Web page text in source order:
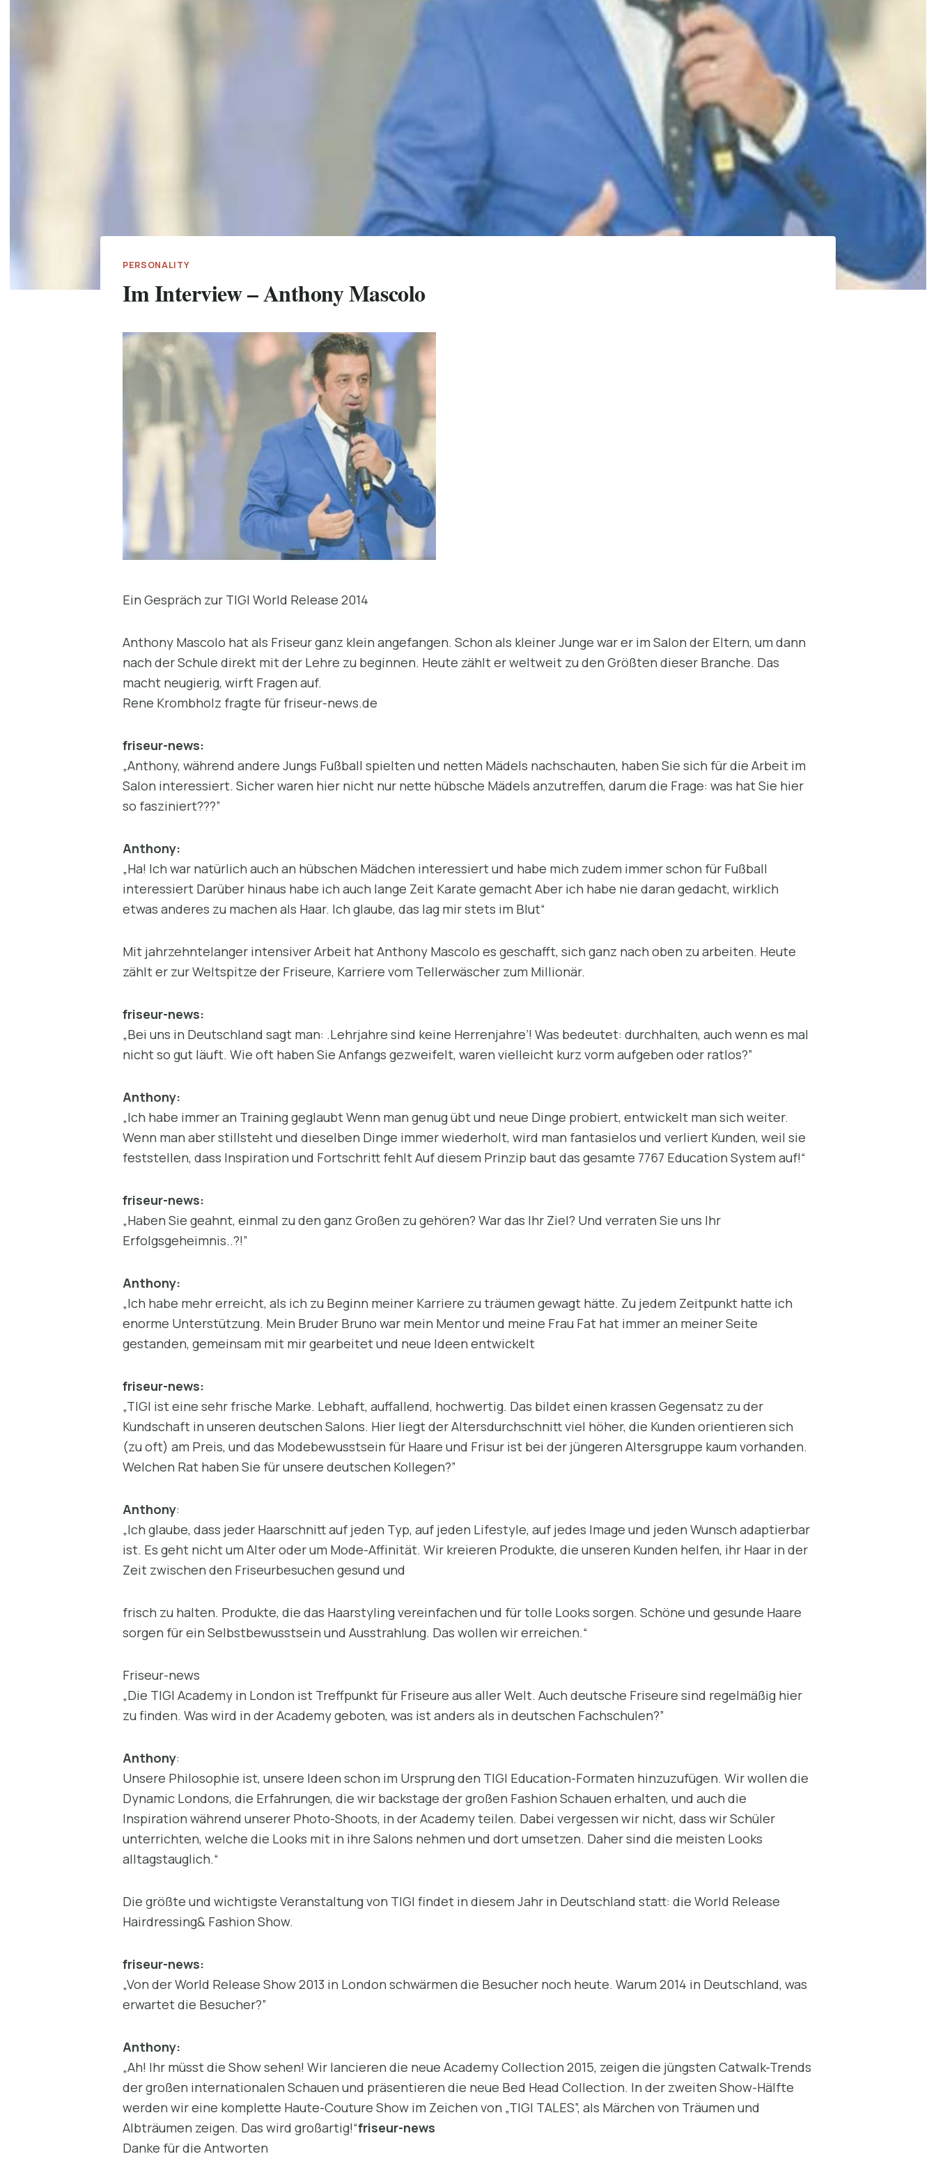
PERSONALITY
Im Interview – Anthony Mascolo
Ein Gespräch zur TIGI World Release 2014
Anthony Mascolo hat als Friseur ganz klein angefangen. Schon als kleiner Junge war er im Salon der Eltern, um dann
nach der Schule direkt mit der Lehre zu beginnen. Heute zählt er weltweit zu den Größten dieser Branche. Das
macht neugierig, wirft Fragen auf.
Rene Krombholz fragte für friseur-news.de
friseur-news:
„Anthony, während andere Jungs Fußball spielten und netten Mädels nachschauten, haben Sie sich für die Arbeit im
Salon interessiert. Sicher waren hier nicht nur nette hübsche Mädels anzutreffen, darum die Frage: was hat Sie hier
so fasziniert???”
Anthony:
„Ha! Ich war natürlich auch an hübschen Mädchen interessiert und habe mich zudem immer schon für Fußball
interessiert Darüber hinaus habe ich auch lange Zeit Karate gemacht Aber ich habe nie daran gedacht, wirklich
etwas anderes zu machen als Haar. Ich glaube, das lag mir stets im Blut“
Mit jahrzehntelanger intensiver Arbeit hat Anthony Mascolo es geschafft, sich ganz nach oben zu arbeiten. Heute
zählt er zur Weltspitze der Friseure, Karriere vom Tellerwäscher zum Millionär.
friseur-news:
„Bei uns in Deutschland sagt man: .Lehrjahre sind keine Herrenjahre’! Was bedeutet: durchhalten, auch wenn es mal
nicht so gut läuft. Wie oft haben Sie Anfangs gezweifelt, waren vielleicht kurz vorm aufgeben oder ratlos?”
Anthony:
„Ich habe immer an Training geglaubt Wenn man genug übt und neue Dinge probiert, entwickelt man sich weiter.
Wenn man aber stillsteht und dieselben Dinge immer wiederholt, wird man fantasielos und verliert Kunden, weil sie
feststellen, dass Inspiration und Fortschritt fehlt Auf diesem Prinzip baut das gesamte 7767 Education System auf!“
friseur-news:
„Haben Sie geahnt, einmal zu den ganz Großen zu gehören? War das Ihr Ziel? Und verraten Sie uns Ihr
Erfolgsgeheimnis..?!”
Anthony:
„Ich habe mehr erreicht, als ich zu Beginn meiner Karriere zu träumen gewagt hätte. Zu jedem Zeitpunkt hatte ich
enorme Unterstützung. Mein Bruder Bruno war mein Mentor und meine Frau Fat hat immer an meiner Seite
gestanden, gemeinsam mit mir gearbeitet und neue Ideen entwickelt
friseur-news:
„TIGI ist eine sehr frische Marke. Lebhaft, auffallend, hochwertig. Das bildet einen krassen Gegensatz zu der
Kundschaft in unseren deutschen Salons. Hier liegt der Altersdurchschnitt viel höher, die Kunden orientieren sich
(zu oft) am Preis, und das Modebewusstsein für Haare und Frisur ist bei der jüngeren Altersgruppe kaum vorhanden.
Welchen Rat haben Sie für unsere deutschen Kollegen?”
Anthony:
„Ich glaube, dass jeder Haarschnitt auf jeden Typ, auf jeden Lifestyle, auf jedes Image und jeden Wunsch adaptierbar
ist. Es geht nicht um Alter oder um Mode-Affinität. Wir kreieren Produkte, die unseren Kunden helfen, ihr Haar in der
Zeit zwischen den Friseurbesuchen gesund und
frisch zu halten. Produkte, die das Haarstyling vereinfachen und für tolle Looks sorgen. Schöne und gesunde Haare
sorgen für ein Selbstbewusstsein und Ausstrahlung. Das wollen wir erreichen.“
Friseur-news
„Die TIGI Academy in London ist Treffpunkt für Friseure aus aller Welt. Auch deutsche Friseure sind regelmäßig hier
zu finden. Was wird in der Academy geboten, was ist anders als in deutschen Fachschulen?”
Anthony:
Unsere Philosophie ist, unsere Ideen schon im Ursprung den TIGI Education-Formaten hinzuzufügen. Wir wollen die
Dynamic Londons, die Erfahrungen, die wir backstage der großen Fashion Schauen erhalten, und auch die
Inspiration während unserer Photo-Shoots, in der Academy teilen. Dabei vergessen wir nicht, dass wir Schüler
unterrichten, welche die Looks mit in ihre Salons nehmen und dort umsetzen. Daher sind die meisten Looks
alltagstauglich.“
Die größte und wichtigste Veranstaltung von TIGI findet in diesem Jahr in Deutschland statt: die World Release
Hairdressing& Fashion Show.
friseur-news:
„Von der World Release Show 2013 in London schwärmen die Besucher noch heute. Warum 2014 in Deutschland, was
erwartet die Besucher?”
Anthony:
„Ah! Ihr müsst die Show sehen! Wir lancieren die neue Academy Collection 2015, zeigen die jüngsten Catwalk-Trends
der großen internationalen Schauen und präsentieren die neue Bed Head Collection. In der zweiten Show-Hälfte
werden wir eine komplette Haute-Couture Show im Zeichen von „TIGI TALES”, als Märchen von Träumen und
Albträumen zeigen. Das wird großartig!“friseur-news
Danke für die Antworten